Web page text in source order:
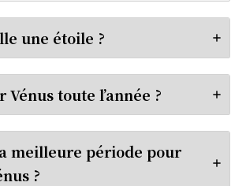
une étoile ?
Vénus toute l’année ?
meilleure période pour
?